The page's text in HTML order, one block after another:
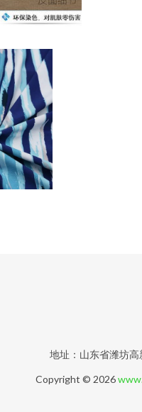
地址：山东省潍坊
Copyright © 2026